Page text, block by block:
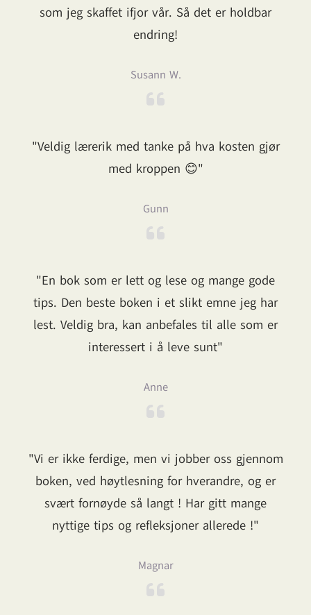
som jeg skaffet ifjor vår. Så det er holdbar
endring!
Susann W.
"Veldig lærerik med tanke på hva kosten gjør
med kroppen 😊"
Gunn
"En bok som er lett og lese og mange gode
tips. Den beste boken i et slikt emne jeg har
lest. Veldig bra, kan anbefales til alle som er
interessert i å leve sunt"
Anne
"Vi er ikke ferdige, men vi jobber oss gjennom
boken, ved høytlesning for hverandre, og er
svært fornøyde så langt ! Har gitt mange
nyttige tips og refleksjoner allerede !"
Magnar